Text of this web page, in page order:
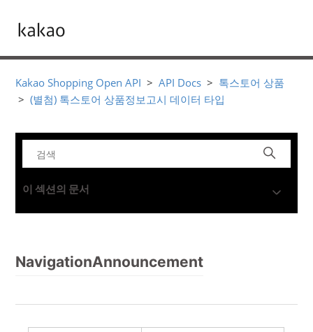
Kakao Shopping Open API API Docs
톡스토어 상품
(별첨) 톡스토어 상품정보고시 데이터 타입
이 섹션의 문서
NavigationAnnouncement